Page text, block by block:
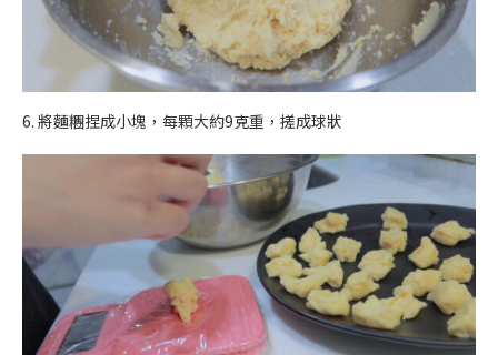
6. 將麵糰捏成小塊，每顆大約9克重，搓成球狀